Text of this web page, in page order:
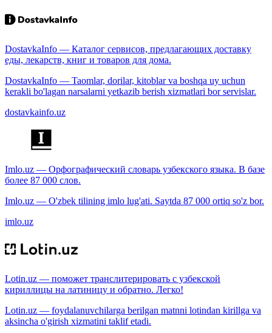
DostavkaInfo — Каталог сервисов, предлагающих доставку
еды, лекарств, книг и товаров для дома.
DostavkaInfo — Taomlar, dorilar, kitoblar va boshqa uy uchun
kerakli bo'lagan narsalarni yetkazib berish xizmatlari bor servislar.
dostavkainfo.uz
Imlo.uz — Орфографический словарь узбекского языка. В базе
более 87 000 слов.
Imlo.uz — O'zbek tilining imlo lug'ati. Saytda 87 000 ortiq so'z bor.
imlo.uz
Lotin.uz — поможет транслитерировать с узбекской
кириллицы на латиницу и обратно. Легко!
Lotin.uz — foydalanuvchilarga berilgan matnni lotindan kirillga va
aksincha o'girish xizmatini taklif etadi.